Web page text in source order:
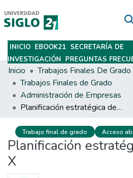
Subir
INICIO EBOOK21 SECRETARÍA DE
INVESTIGACIÓN PREGUNTAS
Inicio
Trabajos Finales de Grado
Administración de Empresas
Planificación estratégica de Naranja X
Trabajo final de grado Acceso
Planificación
X